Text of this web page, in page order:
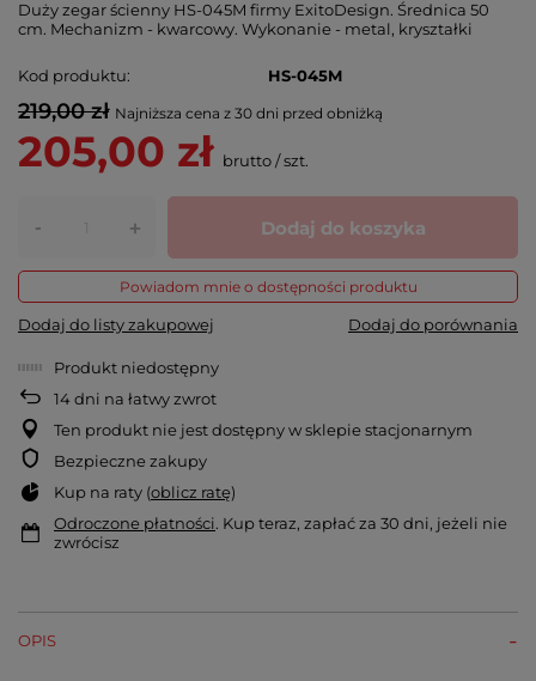
Duży zegar ścienny HS-045M firmy ExitoDesign. Średnica 50
cm. Mechanizm - kwarcowy. Wykonanie - metal, kryształki
Kod produktu HS-045M
219,00 zł Najniższa cena z 30 dni przed obniżką
205,00 zł brutto/szt.
- + Dodaj do koszyka
Powiadom mnie o dostępności produktu
Dodaj do listy zakupowej Dodaj do porównania
Produkt niedostępny
14dni na łatwy zwrot
Ten produkt nie jest dostępny w sklepie stacjonarnym
Bezpieczne zakupy
Kup na raty (oblicz ratę)
Odroczone płatności. Kup teraz, zapłać za 30 dni, jeżeli nie
zwrócisz
OPIS